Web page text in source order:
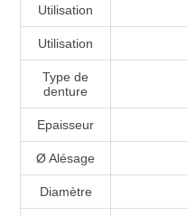
Utilisation
Utilisation
Type de
denture
Epaisseur
Ø Alésage
Diamètre